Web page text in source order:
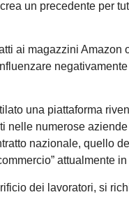
un precedente per
ai magazzini
una piattaforma
nelle numerose
nazionale, quello
attualmente in
dei lavoratori, si